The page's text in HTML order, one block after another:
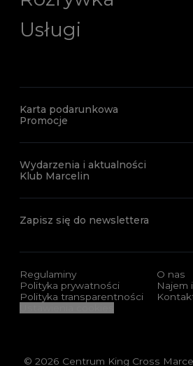
Usługi
Karta podarunkowa
Promocje
Wydarzenia i aktualności
Klub Marcelin
Zapisz się do newslettera
Regulaminy
Polityka prywatności
Polityka transparentności
O nas
Najem
© 2026 Centrum King Cross